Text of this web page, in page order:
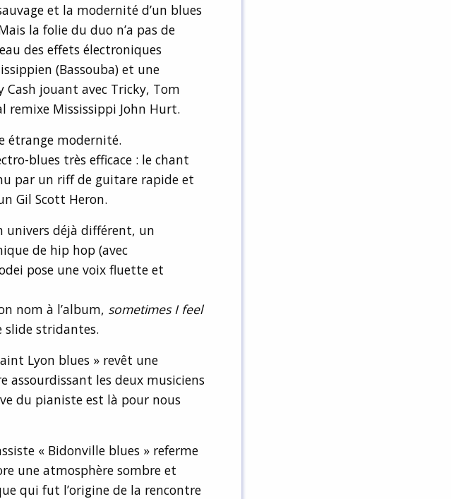
et la modernité d’un blues
la folie du duo n’a pas de
des effets électroniques
(Bassouba) et une
jouant avec Tricky, Tom
Mississippi John Hurt.
étrange modernité.
blues très efficace : le chant
par un riff de guitare rapide et
Gil Scott Heron.
univers déjà différent, un
de hip hop (avec
pose une voix fluette et
nom à l’album, sometimes I feel
slide stridantes.
Lyon blues » revêt une
assourdissant les deux musiciens
du pianiste est là pour nous
« Bidonville blues » referme
une atmosphère sombre et
qui fut l’origine de la rencontre